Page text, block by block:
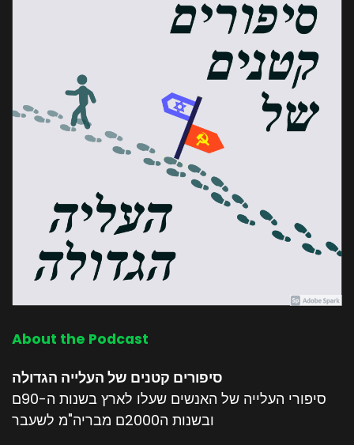
About the Podcast
סיפורים קטנים של העלייה הגדולה
סיפורי העלייה של האנשים שעלו לארץ בשנות ה-90ם
ובשנות ה2000ם מבריה"מ לשעבר